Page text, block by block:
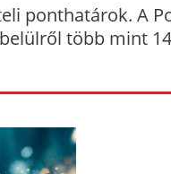
ponthatárok. A
több mint